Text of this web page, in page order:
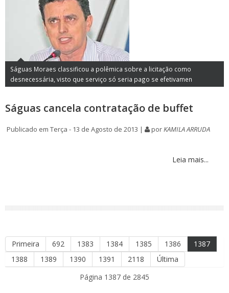
Ságuas Moraes classificou a polêmica sobre a licitação como
desnecessária, visto que serviço só seria pago se efetivamen
Ságuas cancela contratação de buffet
Publicado em Terça - 13 de Agosto de 2013 | porKAMILA ARRUDA
Leia mais...
Primeira 692 1383 1384 1385 1386
1387
1388
1389 1390 1391 2118
Última
Página 1387 de 2845